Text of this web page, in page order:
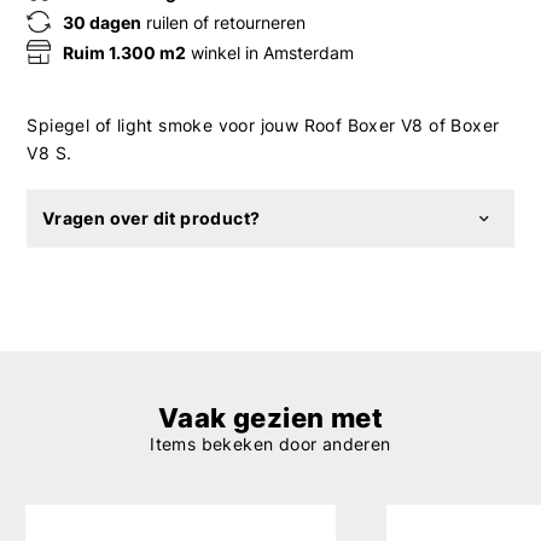
30 dagen ruilen of retourneren
Ruim 1.300 m2 winkel in Amsterdam
Spiegel of light smoke voor jouw Roof Boxer V8 of Boxer
V8 S.
Vragen over dit product?
Vaak gezien met
Items bekeken door anderen